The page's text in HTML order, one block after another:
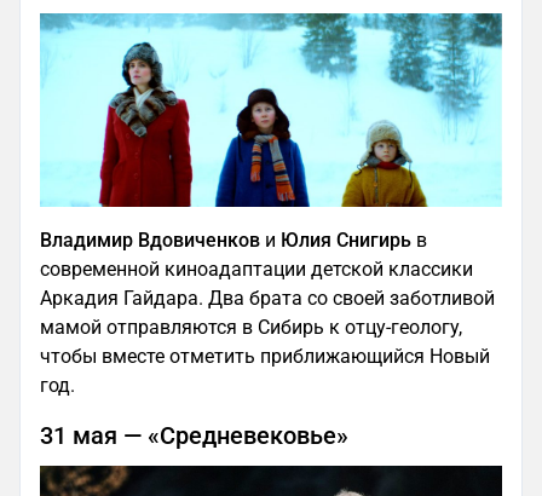
Владимир Вдовиченков и Юлия Снигирь в
современной киноадаптации детской классики
Аркадия Гайдара. Два брата со своей заботливой
мамой отправляются в Сибирь к отцу-геологу,
чтобы вместе отметить приближающийся Новый
год.
31 мая — «Средневековье»